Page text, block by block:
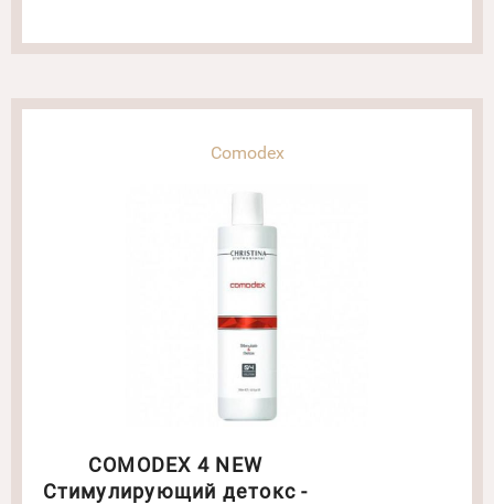
Comodex
COMODEX 4 NEW
Стимулирующий детокс -